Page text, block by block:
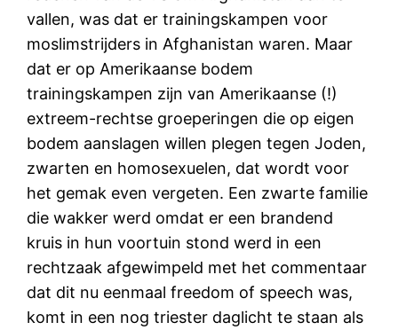
vallen, was dat er trainingskampen voor
moslimstrijders in Afghanistan waren. Maar
dat er op Amerikaanse bodem
trainingskampen zijn van Amerikaanse (!)
extreem-rechtse groeperingen die op eigen
bodem aanslagen willen plegen tegen Joden,
zwarten en homosexuelen, dat wordt voor
het gemak even vergeten. Een zwarte familie
die wakker werd omdat er een brandend
kruis in hun voortuin stond werd in een
rechtzaak afgewimpeld met het commentaar
dat dit nu eenmaal freedom of speech was,
komt in een nog triester daglicht te staan als